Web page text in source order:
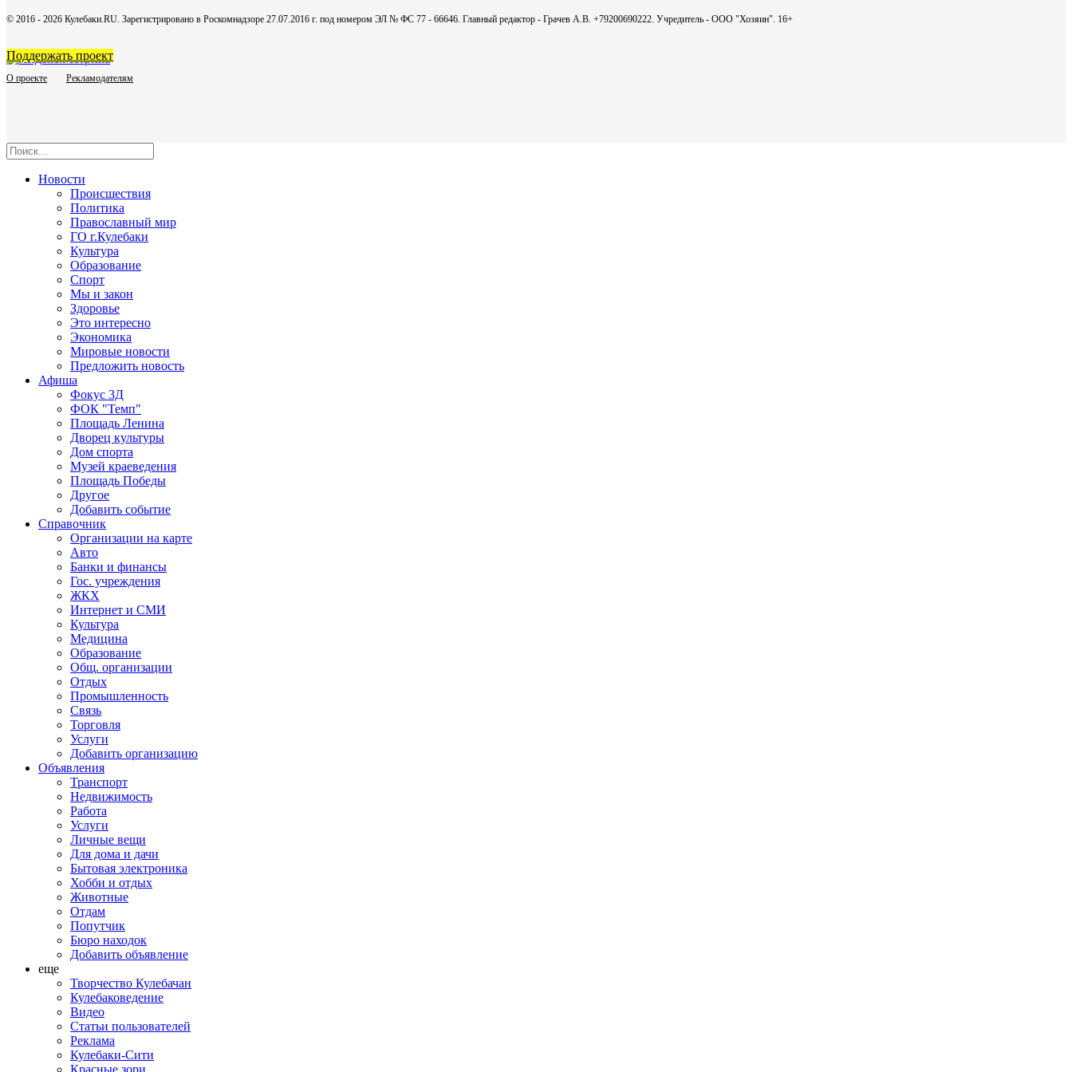
© 2016 - 2026 Кулебаки.RU. Зарегистрировано в Роскомнадзоре 27.07.2016 г. под номером ЭЛ № ФС 77 - 66646. Главный редактор - Грачев А.В. +79200690222. Учредитель - ООО "Хозяин". 16+
О проекте Рекламодателям
Поддержать проект
Новости
Происшествия
Политика
Православный мир
ГО г.Кулебаки
Культура
Образование
Спорт
Мы и закон
Здоровье
Это интересно
Экономика
Мировые новости
Предложить новость
Афиша
Фокус 3Д
ФОК "Темп"
Площадь Ленина
Дворец культуры
Дом спорта
Музей краеведения
Площадь Победы
Другое
Добавить событие
Справочник
Организации на карте
Авто
Банки и финансы
Гос. учреждения
ЖКХ
Интернет и СМИ
Культура
Медицина
Образование
Общ. организации
Отдых
Промышленность
Связь
Торговля
Услуги
Добавить организацию
Объявления
Транспорт
Недвижимость
Работа
Услуги
Личные вещи
Для дома и дачи
Бытовая электроника
Хобби и отдых
Животные
Отдам
Попутчик
Бюро находок
Добавить объявление
еще
Творчество Кулебачан
Кулебаковедение
Видео
Статьи пользователей
Реклама
Кулебаки-Сити